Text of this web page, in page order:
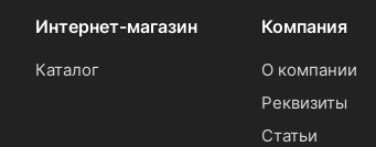
Интернет-магазин
Каталог
Компания
О компании
Реквизиты
Статьи